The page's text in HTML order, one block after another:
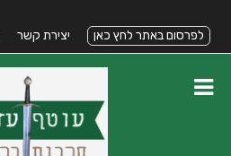
לפרסום באתר לחץ כאן
יצירת קשר